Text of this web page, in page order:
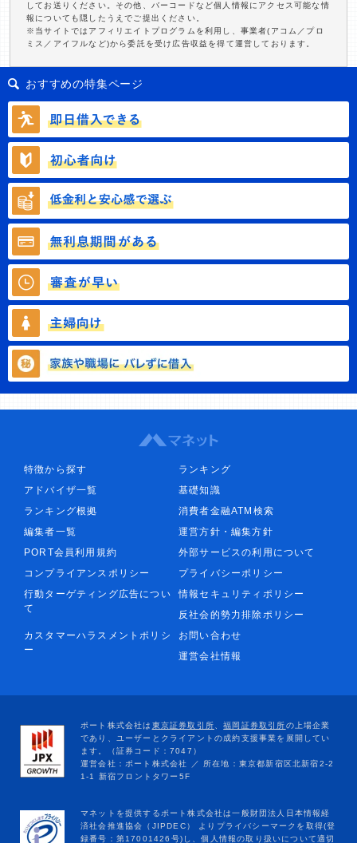
してお送りください。その他、バーコードなど個人情報にアクセス可能な情
報についても隠したうえでご提出ください。
※当サイトではアフィリエイトプログラムを利用し、事業者(アコム／プロ
ミス／アイフルなど)から委託を受け広告収益を得て運営しております。
おすすめの特集ページ
特徴から探す
ランキング
アドバイザ一覧
基礎知識
ランキング根拠
消費者金融ATM検索
編集者一覧
運営方針・編集方針
PORT会員利用規約
外部サービスの利用について
コンプライアンスポリシー
プライバシーポリシー
行動ターゲティング広告につい
て
情報セキュリティポリシー
反社会的勢力排除ポリシー
カスタマーハラスメントポリシ
ー
お問い合わせ
運営会社情報